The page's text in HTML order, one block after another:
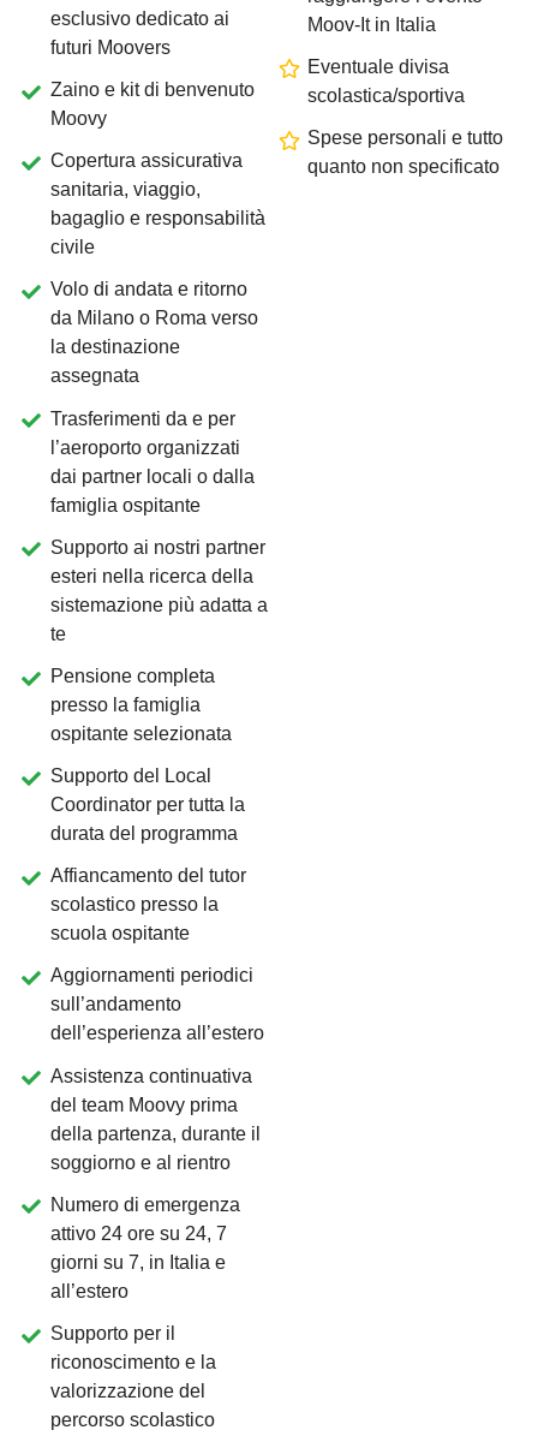
esclusivo dedicato ai
futuri Moovers
Zaino e kit di benvenuto
Moovy
Copertura assicurativa
sanitaria, viaggio,
bagaglio e responsabilità
civile
Volo di andata e ritorno
da Milano o Roma verso
la destinazione
assegnata
Trasferimenti da e per
l’aeroporto organizzati
dai partner locali o dalla
famiglia ospitante
Supporto ai nostri partner
esteri nella ricerca della
sistemazione più adatta a
te
Pensione completa
presso la famiglia
ospitante selezionata
Supporto del Local
Coordinator per tutta la
durata del programma
Affiancamento del tutor
scolastico presso la
scuola ospitante
Aggiornamenti periodici
sull’andamento
dell’esperienza all’estero
Assistenza continuativa
del team Moovy prima
della partenza, durante il
soggiorno e al rientro
Numero di emergenza
attivo 24 ore su 24, 7
giorni su 7, in Italia e
all’estero
Supporto per il
riconoscimento e la
valorizzazione del
percorso scolastico
Moov-It in Italia
Eventuale divisa
scolastica/sportiva
Spese personali e tutto
quanto non specificato